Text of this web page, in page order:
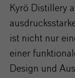
Kyrö Distillery
ist nicht nur
einer
Design und